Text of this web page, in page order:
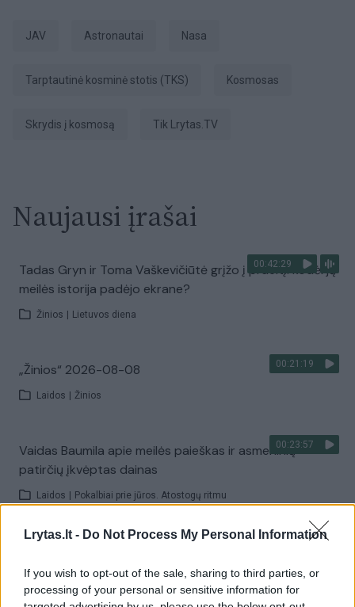
Lrytas.lt - Do Not Process My Personal Information
If you wish to opt-out of the sale, sharing to third parties, or
processing of your personal or sensitive information for
JAV astronautai Nasa
Tarptautinė kosminė stotis (TKS) Kosmosas
Skrydis į kosmosą tik Lrytas.TV
Naujausi įrašai
00:42:29
Tadas Gryn ir Toma Vaškevičiūtė grįžo į praeitį: kodėl jų
meilės istorija padėjo ekrane?
Žinios Lietuvos diena
00:21:19
„Žinios“ 2026-08-08
Laidos Žinios
00:23:57
Vaidas Baumila apie meilės paieškas ir asmeninių
patirčių įkvėptas dainas
Laidos Pokalbiai prie jūros. Atostogų ritmu
pastebėti virš karinės bazės
Žinios | Pasaulis